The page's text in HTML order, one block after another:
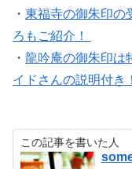
・ 東福寺の御朱印の
ろもご紹介！
・ 龍吟庵の御朱印は
イドさんの説明付き！
この記事を書いた人